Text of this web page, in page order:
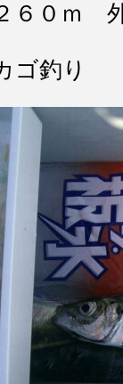
６０ｍ
ゴ釣り